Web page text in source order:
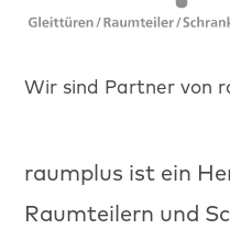
Wir sind Partner von
raumplus ist ein
Raumteil­ern und